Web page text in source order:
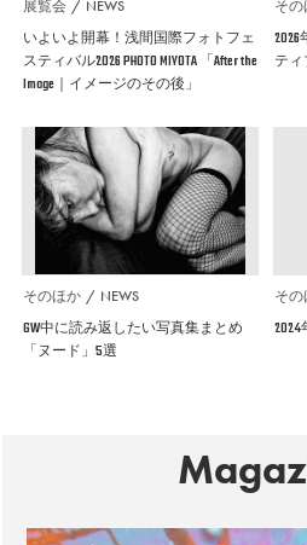
展覧会 NEWS
いよいよ開幕！浅間国際フォトフェ
スティバル2026 PHOTO MIYOTA 「After the
Image｜イメージのその後」
そ
ティ
そのほか NEWS
GW中に読み返したい写真集まとめ
「ヌード」5選
そ